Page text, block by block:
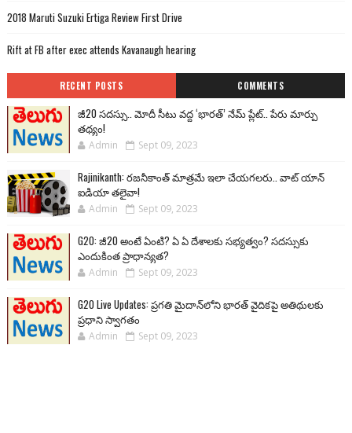
2018 Maruti Suzuki Ertiga Review First Drive
Rift at FB after exec attends Kavanaugh hearing
RECENT POSTS COMMENTS
జీ20 సదస్సు.. మోదీ సీటు వద్ద ‘భారత్’ నేమ్ ప్లేట్‌.. పేరు మార్పు
తథ్యం!
Admin Sept 09, 2023
Rajinikanth: రజనీకాంత్ మాత్రమే ఇలా చేయగలరు.. వాట్ యాన్
ఐడియా తలైవా!
Admin Sept 09, 2023
G20: జీ20 అంటే ఏంటి? ఏ ఏ దేశాలకు సభ్యత్వం? సదస్సుకు
ఎందుకింత ప్రాధాన్యత?
Admin Sept 09, 2023
G20 Live Updates: ప్రగతి మైదాన్‌లోని భారత్ వైదికపై అతిథులకు
ప్రధాని స్వాగతం
Admin Sept 09, 2023